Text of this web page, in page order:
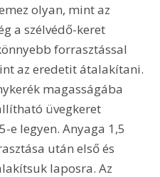
olyan, mint az
a szélvédő-keret
forrasztással
az eredetit átalakítani.
magasságába
üvegkeret
e legyen. Anyaga 1,5
után első és
laposra. Az